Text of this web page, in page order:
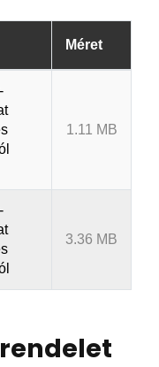
Méret
1.11 MB
3.36 MB
rendelet